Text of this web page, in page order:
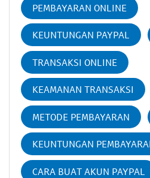
PEMBAYARAN ONLINE
KEUNTUNGAN PAYPAL
TRANSAKSI ONLINE
KEAMANAN TRANSAKSI
METODE PEMBAYARAN
KEUNTUNGAN
CARA BUAT AKUN PAYPAL